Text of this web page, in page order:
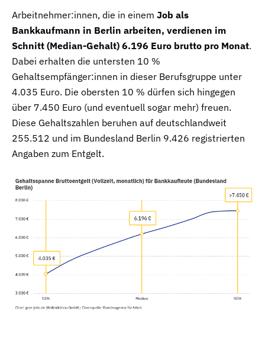
Arbeitnehmer:innen, die in einem Job als
Bankkaufmann in Berlin arbeiten, verdienen im
Schnitt (Median-Gehalt) 6.196 Euro brutto pro Monat.
Dabei erhalten die untersten 10 %
Gehaltsempfänger:innen in dieser Berufsgruppe unter
4.035 Euro. Die obersten 10 % dürfen sich hingegen
über 7.450 Euro (und eventuell sogar mehr) freuen.
Diese Gehaltszahlen beruhen auf deutschlandweit
255.512 und im Bundesland Berlin 9.426 registrierten
Angaben zum Entgelt.